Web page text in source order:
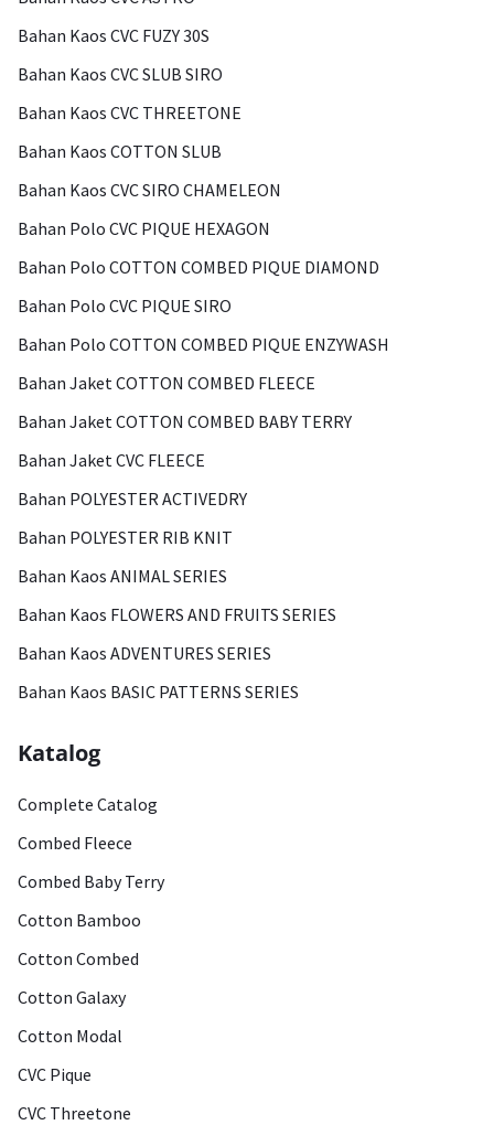
Bahan Kaos CVC FUZY 30S
Bahan Kaos CVC SLUB SIRO
Bahan Kaos CVC THREETONE
Bahan Kaos COTTON SLUB
Bahan Kaos CVC SIRO CHAMELEON
Bahan Polo CVC PIQUE HEXAGON
Bahan Polo COTTON COMBED PIQUE DIAMOND
Bahan Polo CVC PIQUE SIRO
Bahan Polo COTTON COMBED PIQUE ENZYWASH
Bahan Jaket COTTON COMBED FLEECE
Bahan Jaket COTTON COMBED BABY TERRY
Bahan Jaket CVC FLEECE
Bahan POLYESTER ACTIVEDRY
Bahan POLYESTER RIB KNIT
Bahan Kaos ANIMAL SERIES
Bahan Kaos FLOWERS AND FRUITS SERIES
Bahan Kaos ADVENTURES SERIES
Bahan Kaos BASIC PATTERNS SERIES
Katalog
Complete Catalog
Combed Fleece
Combed Baby Terry
Cotton Bamboo
Cotton Combed
Cotton Galaxy
Cotton Modal
CVC Pique
CVC Threetone